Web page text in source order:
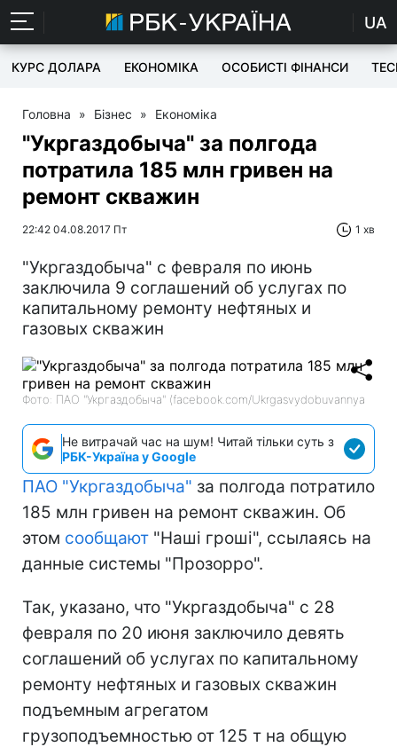
UA
КУРС ДОЛАРА ЕКОНОМІКА ОСОБИСТІ ФІНАНСИ
Головна » Бізнес » Економіка
"Укргаздобыча" за полгода
потратила 185 млн гривен на
ремонт скважин
22:42 04.08.2017 Пт 1 хв
"Укргаздобыча" с февраля по июнь
заключила 9 соглашений об услугах по
капитальному ремонту нефтяных и
газовых скважин
Фото: ПАО "Укргаздобыча" (facebook.com/Ukrgasvydobuvannya
Не витрачай час на шум! Читай тільки суть з
РБК-Україна у Google
ПАО "Укргаздобыча" за полгода потратило
185 млн гривен на ремонт скважин. Об
этом сообщают "Наші гроші", ссылаясь на
данные системы "Прозорро".
Так, указано, что "Укргаздобыча" с 28
февраля по 20 июня заключило девять
соглашений об услугах по капитальному
ремонту нефтяных и газовых скважин
подъемным агрегатом
грузоподъемностью от 125 т на общую